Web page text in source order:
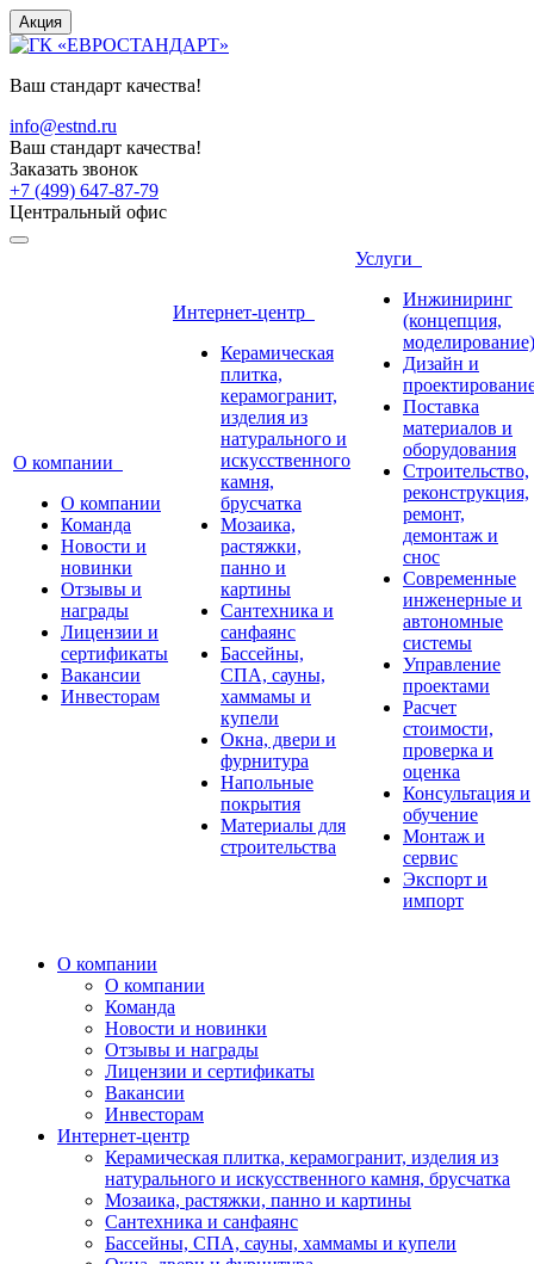
Акция
Ваш стандарт качества!
info@estnd.ru
Ваш стандарт качества!
Заказать звонок
+7 (499) 647-87-79
Центральный офис
О компании
О компании
Команда
Новости и
новинки
Отзывы и
награды
Лицензии и
сертификаты
Вакансии
Инвесторам
Интернет-центр
Керамическая
плитка,
керамогранит,
изделия из
натурального и
искусственного
камня,
брусчатка
Мозаика,
растяжки,
панно и
картины
Сантехника и
санфаянс
Бассейны,
СПА, сауны,
хаммамы и
купели
Окна, двери и
фурнитура
Напольные
покрытия
Материалы для
строительства
Услуги
Инжиниринг
(концепция,
моделирование)
Дизайн и
Поставка
материалов и
оборудования
Строительство,
реконструкция,
ремонт,
демонтаж и
снос
Современные
инженерные и
автономные
системы
Управление
проектами
Расчет
стоимости,
проверка и
оценка
Консультация и
обучение
Монтаж и
сервис
Экспорт и
импорт
О компании
О компании
Команда
Новости и новинки
Отзывы и награды
Лицензии и сертификаты
Вакансии
Инвесторам
Интернет-центр
Керамическая плитка, керамогранит, изделия из
натурального и искусственного камня, брусчатка
Мозаика, растяжки, панно и картины
Сантехника и санфаянс
Бассейны, СПА, сауны, хаммамы и купели